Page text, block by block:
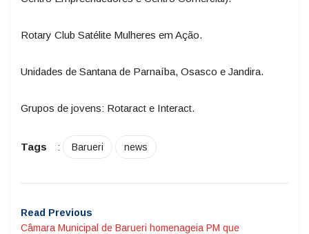
Rotary Club Satélite Mulheres em Ação.
Unidades de Santana de Parnaíba, Osasco e Jandira.
Grupos de jovens: Rotaract e Interact.
Tags : Barueri news
Read Previous
Câmara Municipal de Barueri homenageia PM que